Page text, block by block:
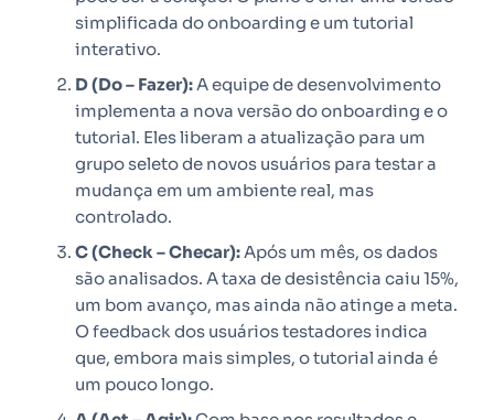
simplificada do onboarding e um tutorial
interativo.
D (Do – Fazer):A equipe de desenvolvimento
implementa a nova versão do onboarding e o
tutorial. Eles liberam a atualização para um
grupo seleto de novos usuários para testar a
mudança em um ambiente real, mas
controlado.
C (Check – Checar):Após um mês, os dados
são analisados. A taxa de desistência caiu 15%,
um bom avanço, mas ainda não atinge a meta.
O feedback dos usuários testadores indica
que, embora mais simples, o tutorial ainda é
um pouco longo.